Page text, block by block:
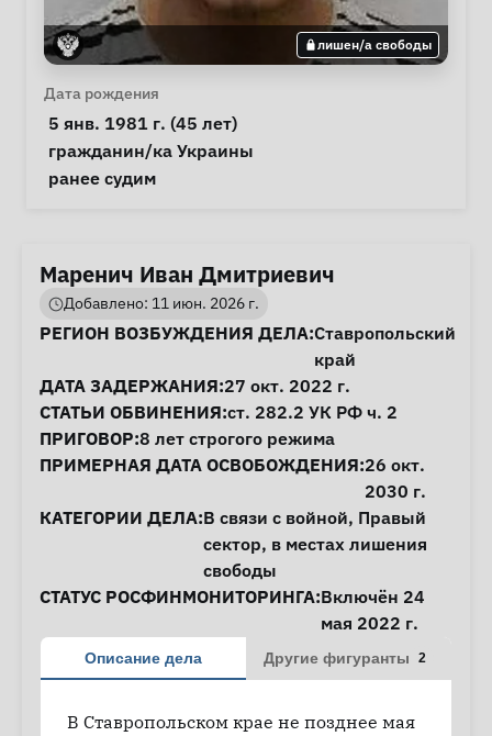
лишен/а свободы
Личная информация
Дата рождения
5 янв. 1981 г. (45 лет)
Особые обстоятельства
гражданин/ка Украины
Примечания
ранее судим
Маренич Иван Дмитриевич
Добавлено: 11 июн. 2026 г.
Информация о деле
РЕГИОН ВОЗБУЖДЕНИЯ ДЕЛА:Ставропольский
край
ДАТА ЗАДЕРЖАНИЯ:27 окт. 2022 г.
СТАТЬИ ОБВИНЕНИЯ:ст. 282.2 УК РФ ч. 2
ПРИГОВОР:8 лет строгого режима
ПРИМЕРНАЯ ДАТА ОСВОБОЖДЕНИЯ:26 окт.
2030 г.
КАТЕГОРИИ ДЕЛА:В связи с войной, Правый
сектор, в местах лишения
свободы
СТАТУС РОСФИНМОНИТОРИНГА:Включён 24
мая 2022 г.
Описание дела Другие фигуранты 2
В Ставропольском крае не позднее мая